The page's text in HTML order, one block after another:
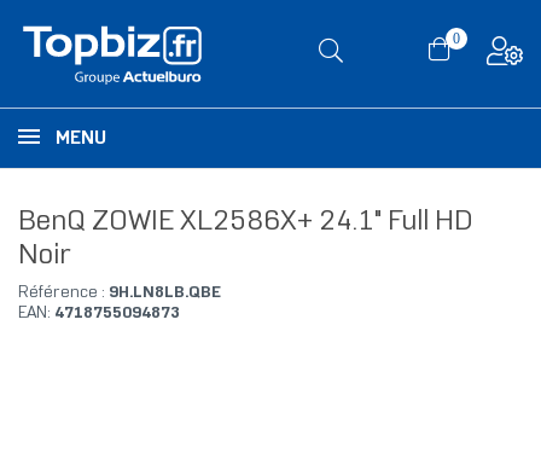
0
MENU
BenQ ZOWIE XL2586X+ 24.1" Full HD
Noir
Référence : 9H.LN8LB.QBE
EAN: 4718755094873